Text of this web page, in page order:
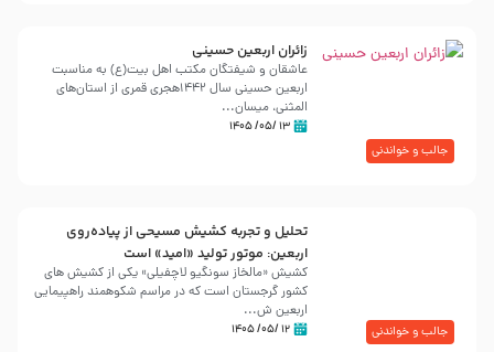
جالب و خواندنی
زائران اربعین حسینی
عاشقان و شیفتگان مکتب اهل بیت(ع) به مناسبت
اربعین حسینی سال ۱۴۴۲هجری قمری از استان‌های
المثنی، میسان...
۱۳ /۰۵/ ۱۴۰۵
جالب و خواندنی
تحلیل و تجربه کشیش مسیحی از پیاده‌روی
اربعین: موتور تولید «امید» است
کشیش «مالخاز سونگیو لاچفیلی» یکی از کشیش های
کشور گرجستان است که در مراسم شکوهمند راهپیمایی
اربعین ش...
۱۲ /۰۵/ ۱۴۰۵